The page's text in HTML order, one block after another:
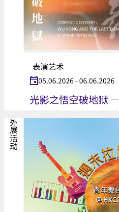
表演艺术
05.06.2026 - 06.06.2026
光影之悟空破地狱
外展活动